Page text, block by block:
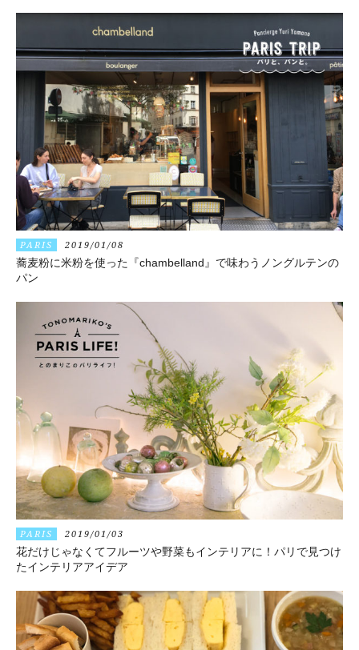
PARIS 2019/01/08
蕎麦粉に米粉を使った『chambelland』で味わうノングルテンの
パン
PARIS 2019/01/03
花だけじゃなくてフルーツや野菜もインテリアに！パリで見つけ
たインテリアアイデア